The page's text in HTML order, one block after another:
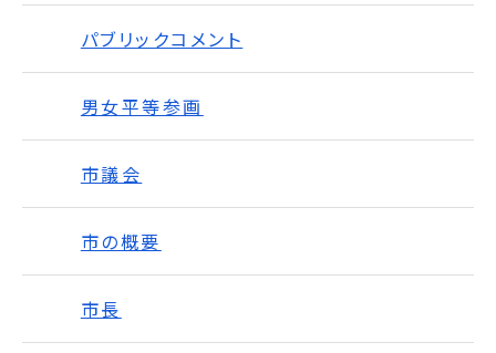
パブリックコメント
男女平等参画
市議会
市の概要
市長